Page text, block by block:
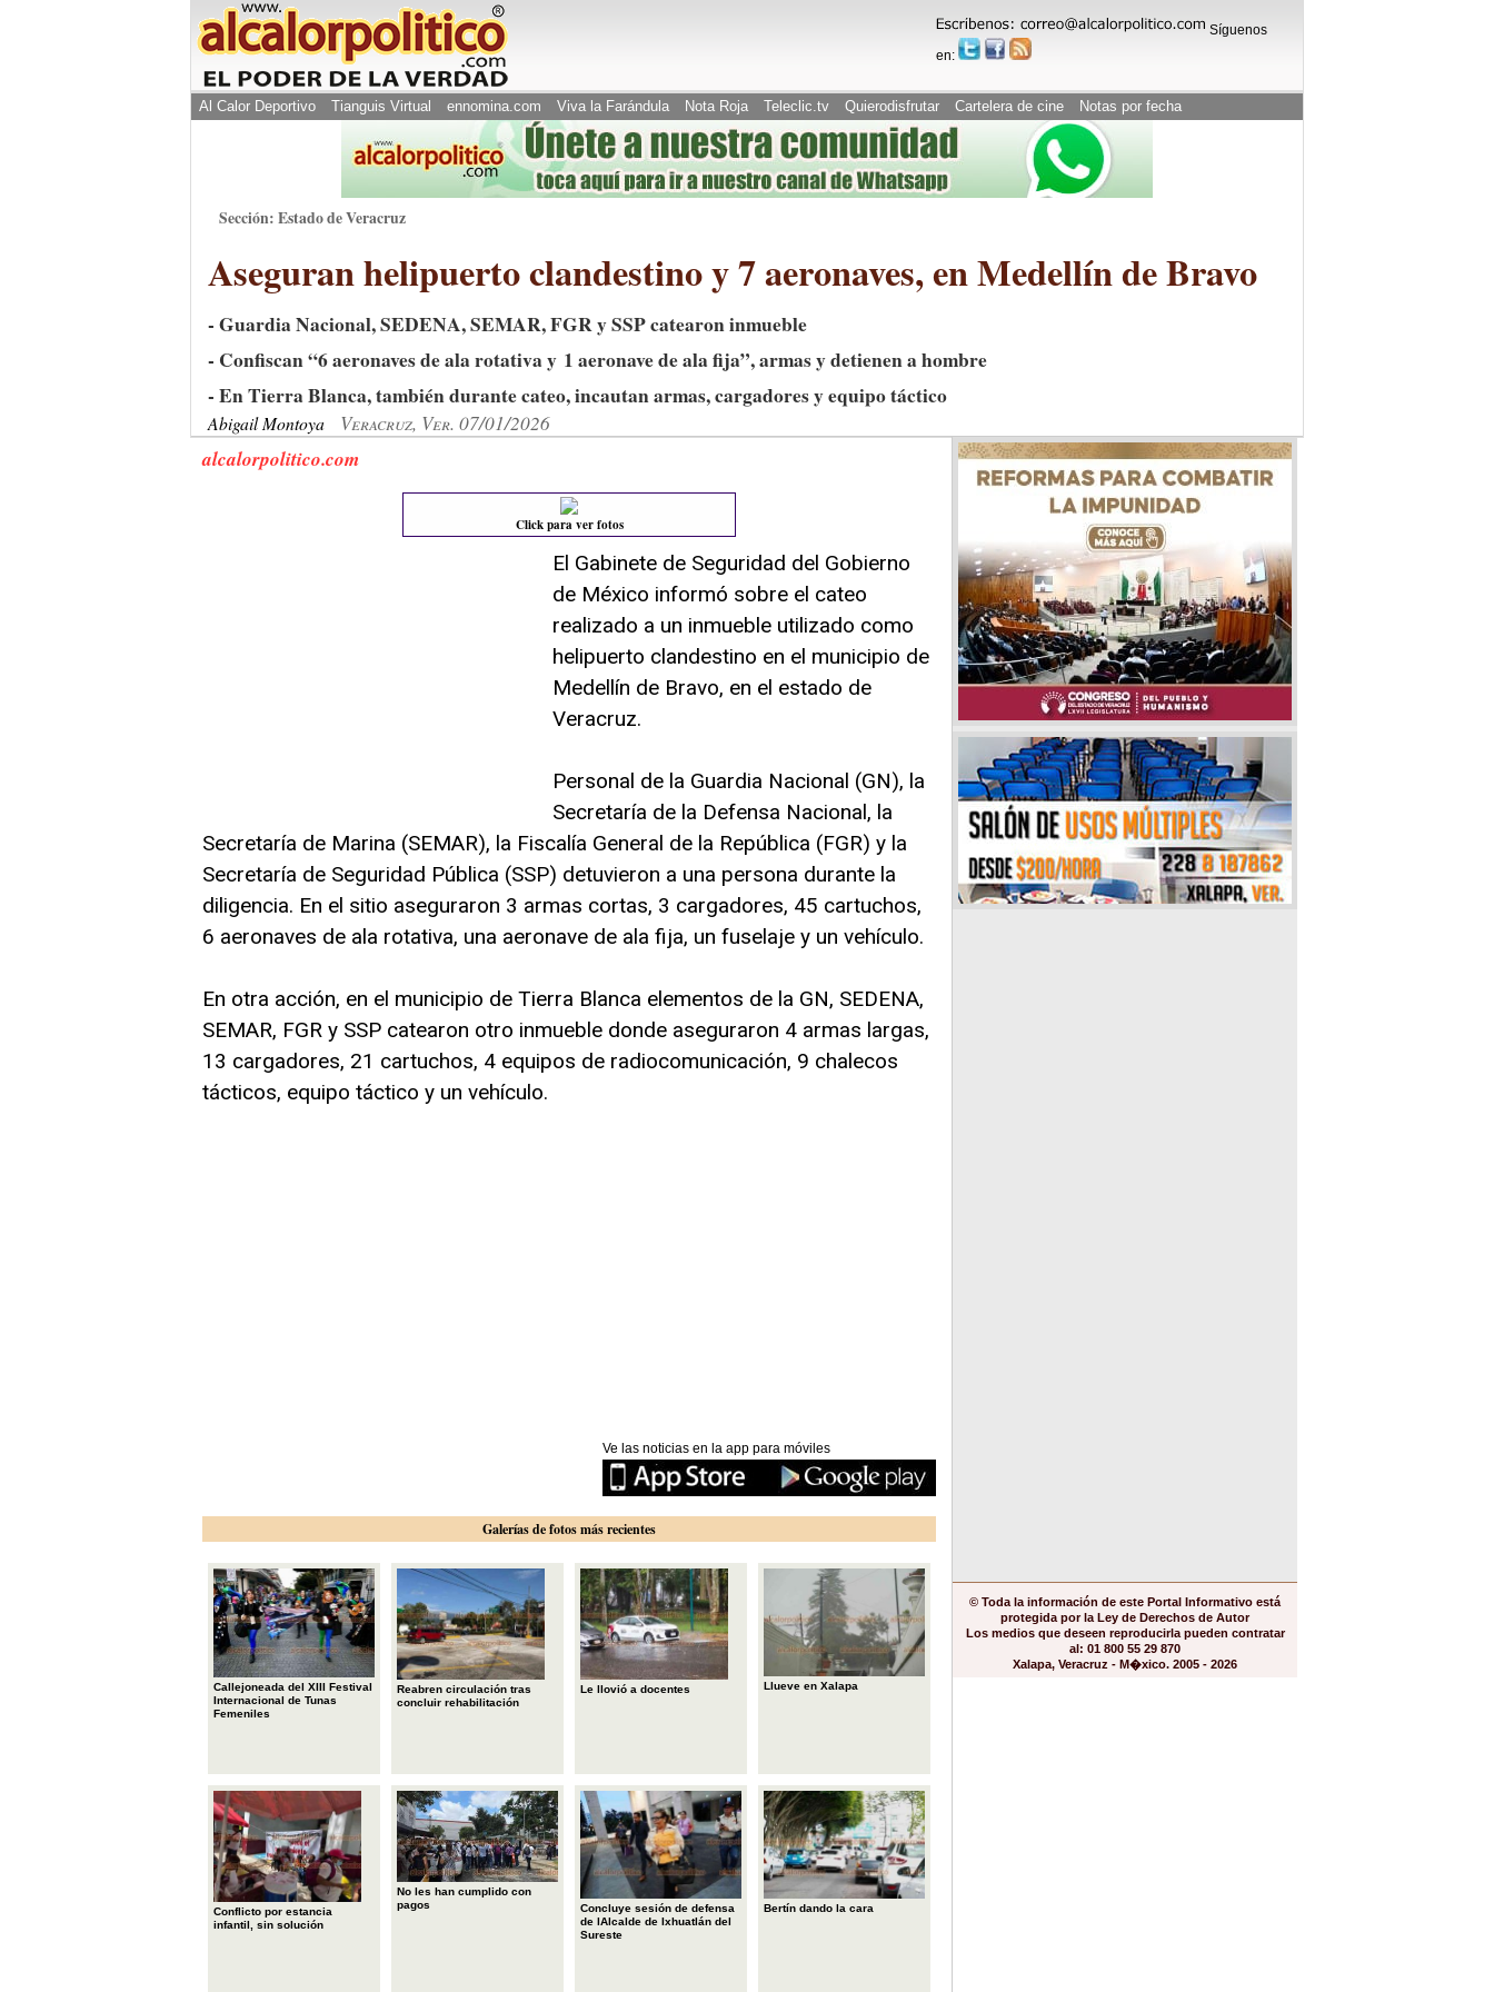
Síguenos
en:
Al Calor Deportivo Tianguis Virtual ennomina.com Viva la Farándula Nota Roja Teleclic.tv Quierodisfrutar Cartelera de cine Notas por fecha
Sección: Estado de Veracruz
Aseguran helipuerto clandestino y 7 aeronaves, en Medellín de Bravo
- Guardia Nacional, SEDENA, SEMAR, FGR y SSP catearon inmueble
- Confiscan “6 aeronaves de ala rotativa y 1 aeronave de ala fija”, armas y detienen a hombre
- En Tierra Blanca, también durante cateo, incautan armas, cargadores y equipo táctico
Abigail Montoya Veracruz, Ver. 07/01/2026
alcalorpolitico.com
Click para ver fotos
El Gabinete de Seguridad del Gobierno
de México informó sobre el cateo
realizado a un inmueble utilizado como
helipuerto clandestino en el municipio de
Medellín de Bravo, en el estado de
Veracruz.
Personal de la Guardia Nacional (GN), la
Secretaría de la Defensa Nacional, la
Secretaría de Marina (SEMAR), la Fiscalía General de la República (FGR) y la
Secretaría de Seguridad Pública (SSP) detuvieron a una persona durante la
diligencia. En el sitio aseguraron 3 armas cortas, 3 cargadores, 45 cartuchos,
6 aeronaves de ala rotativa, una aeronave de ala fija, un fuselaje y un vehículo.
En otra acción, en el municipio de Tierra Blanca elementos de la GN, SEDENA,
SEMAR, FGR y SSP catearon otro inmueble donde aseguraron 4 armas largas,
13 cargadores, 21 cartuchos, 4 equipos de radiocomunicación, 9 chalecos
tácticos, equipo táctico y un vehículo.
Ve las noticias en la app para móviles
Galerías de fotos más recientes
Callejoneada del XIII Festival
Internacional de Tunas
Femeniles
Reabren circulación tras
concluir rehabilitación
Le llovió a docentes Llueve en Xalapa
Conflicto por estancia
infantil, sin solución
No les han cumplido con
pagos
Concluye sesión de defensa
de lAlcalde de Ixhuatlán del
Sureste
Bertín dando la cara
© Toda la información de este Portal Informativo está
protegida por la Ley de Derechos de Autor
Los medios que deseen reproducirla pueden contratar
al: 01 800 55 29 870
Xalapa, Veracruz - M�xico. 2005 - 2026